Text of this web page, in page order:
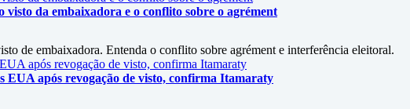
da embaixadora e o conflito sobre o agrément
de embaixadora. Entenda o conflito sobre agrément e interferência eleitoral.
EUA após revogação de visto, confirma Itamaraty